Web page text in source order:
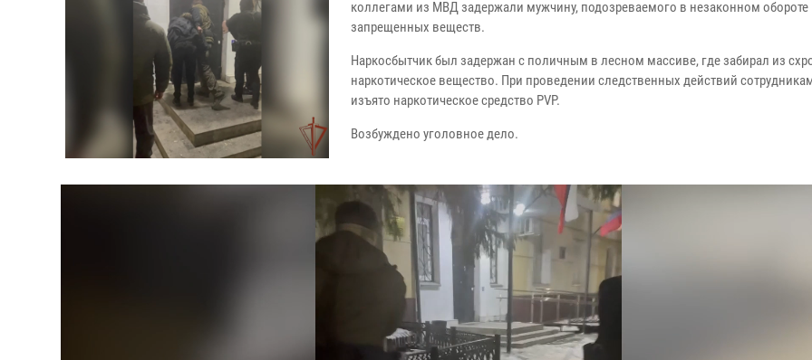
коллегами из МВД задержали мужчину, подозреваемого в незаконном обороте
запрещенных веществ.
Наркосбытчик был задержан с поличным в лесном массиве, где забирал из
наркотическое вещество. При проведении следственных действий
изъято наркотическое средство PVP.
Возбуждено уголовное дело.